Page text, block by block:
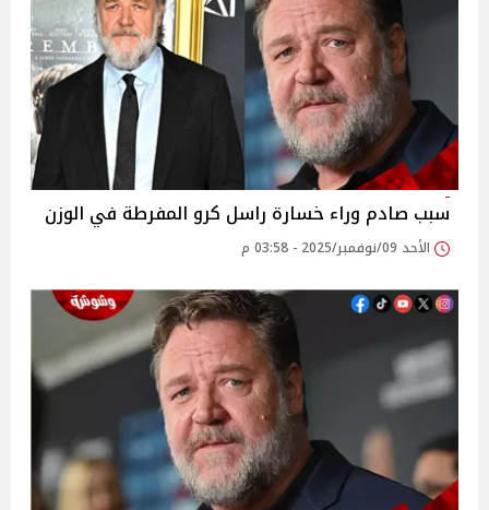
سبب صادم وراء خسارة راسل كرو المفرطة في الوزن
الأحد 09/نوفمبر/2025 - 03:58 م